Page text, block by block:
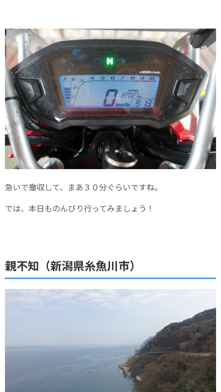
急いで撤収して、まあ３０分ぐらいですね。
では、本日ものんびり行ってみましょう！
親不知（新潟県糸魚川市）